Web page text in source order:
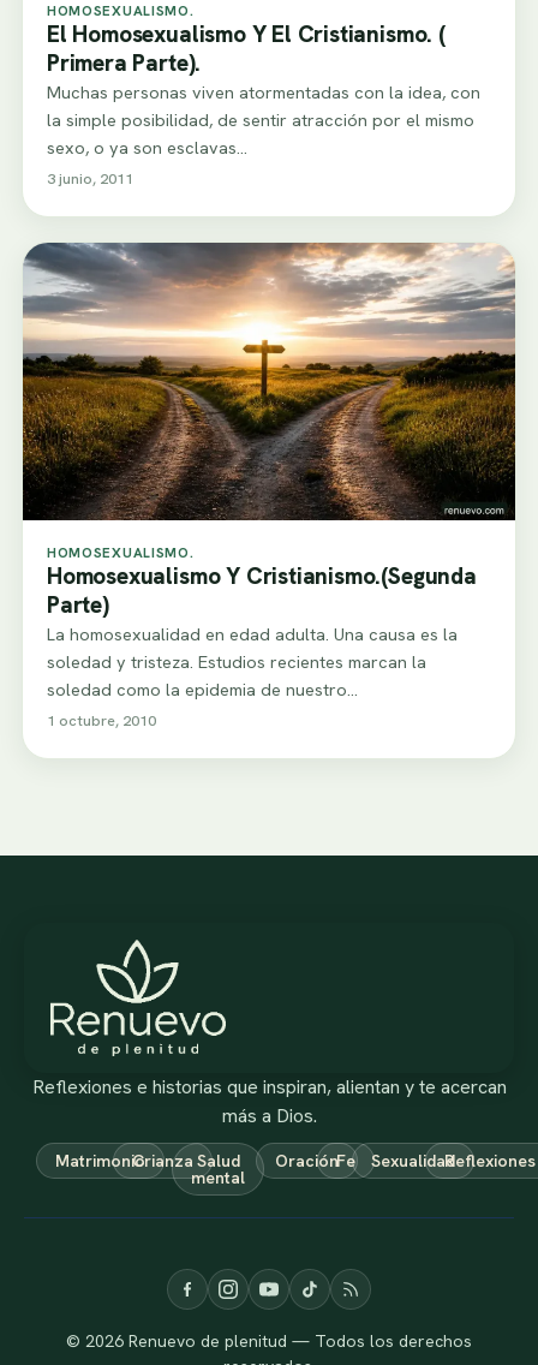
HOMOSEXUALISMO.
El Homosexualismo Y El Cristianismo. (
Primera Parte).
Muchas personas viven atormentadas con la idea, con
la simple posibilidad, de sentir atracción por el mismo
sexo, o ya son esclavas…
3 junio, 2011
HOMOSEXUALISMO.
Homosexualismo Y Cristianismo.(Segunda
Parte)
La homosexualidad en edad adulta. Una causa es la
soledad y tristeza. Estudios recientes marcan la
soledad como la epidemia de nuestro…
1 octubre, 2010
Reflexiones e historias que inspiran, alientan y te acercan
más a Dios.
MatrimonioCrianza Salud
mental
OraciónFe SexualidadReflexiones
© 2026 Renuevo de plenitud — Todos los derechos